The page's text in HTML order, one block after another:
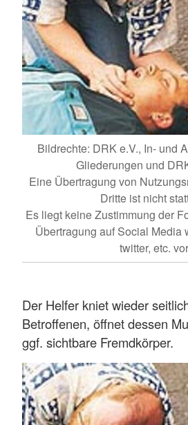
Bildrechte: DRK e.V., In- und
Gliederungen und
Eine Übertragung von
Dritte ist nicht
Es liegt keine Zustimmung der
Übertragung auf Social Media
twitter, etc.
Der Helfer kniet wieder
Betroffenen, öffnet dessen
ggf. sichtbare Fremdkörper.